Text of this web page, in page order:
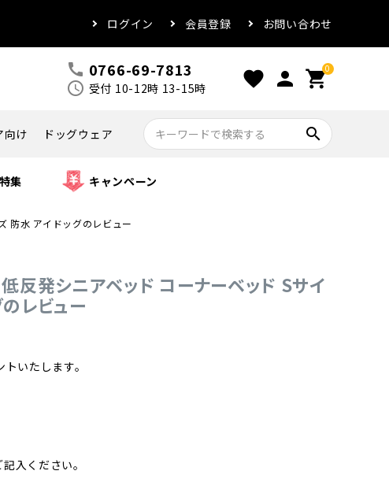
ログイン 会員登録 お問い合わせ
call 0766-69-7813
schedule 受付 10-12時 13-15時 favorite person 0
shopping_cart
向け ドッグウェア search
集 キャンペーン
防水 アイドッグのレビュー
反発シニアベッド コーナーベッド Sサイ
レビュー
いたします。
入ください。